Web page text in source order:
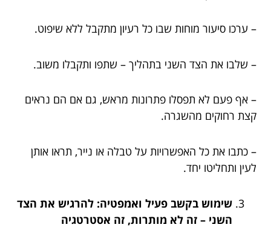
– ערכו סיעור מוחות שבו כל רעיון מתקבל ללא שיפוט.
– שלבו את הצד השני בתהליך – שתפו ותקבלו משוב.
– אף פעם לא תפסלו פתרונות מראש, גם אם הם נראים
קצת רחוקים מהשגרה.
– כתבו את כל האפשרויות על טבלה או נייר, תראו אותן
לעין ותחליטו יחד.
שימוש בקשב פעיל ואמפטיה: להרגיש את הצד
השני – זה לא מותרות, זה אסטרטגיה